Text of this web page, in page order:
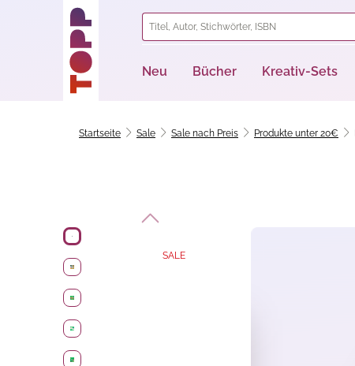
Zur Hauptnavigation springen
Neu Bücher Kreativ-Sets
Startseite Sale Sale nach Preis Produkte unter 20€
SALE
Bildergalerie überspringen